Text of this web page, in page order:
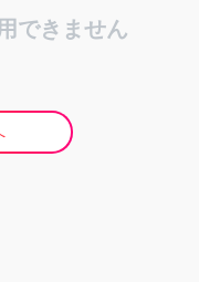
できません